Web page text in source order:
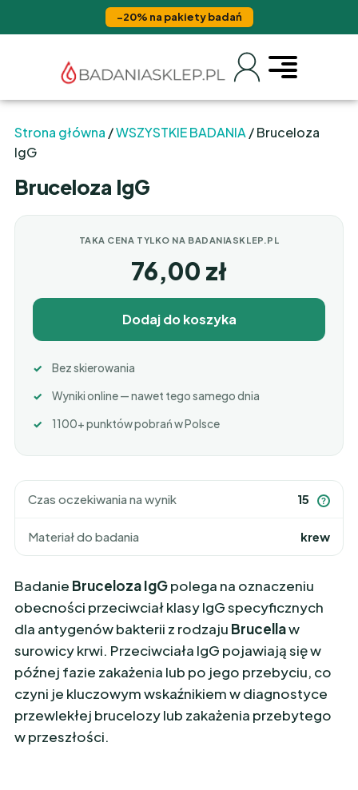
−20% na pakiety badań
Strona główna /WSZYSTKIE BADANIA / Bruceloza
IgG
Bruceloza IgG
Czas oczekiwania na wynik 15 ?
Materiał do badania krew
Badanie Bruceloza IgGpolega na oznaczeniu
obecności przeciwciał klasy IgG specyficznych
dla antygenów bakterii z rodzaju Brucellaw
surowicy krwi. Przeciwciała IgG pojawiają się w
późnej fazie zakażenia lub po jego przebyciu, co
czyni je kluczowym wskaźnikiem w diagnostyce
przewlekłej brucelozy lub zakażenia przebytego
w przeszłości.
TAKA CENA TYLKO NA BADANIASKLEP.PL
76,00 zł
Dodaj do koszyka
Bez skierowania
Wyniki online — nawet tego samego dnia
1100+ punktów pobrań w Polsce